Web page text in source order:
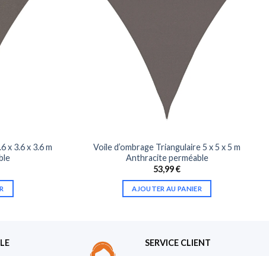
x 3.6 x 3.6 m
Voile d’ombrage Triangulaire 5 x 5 x 5 m
Anthracite perméable
53,99€
AJOUTER AU PANIER
SERVICE CLIENT